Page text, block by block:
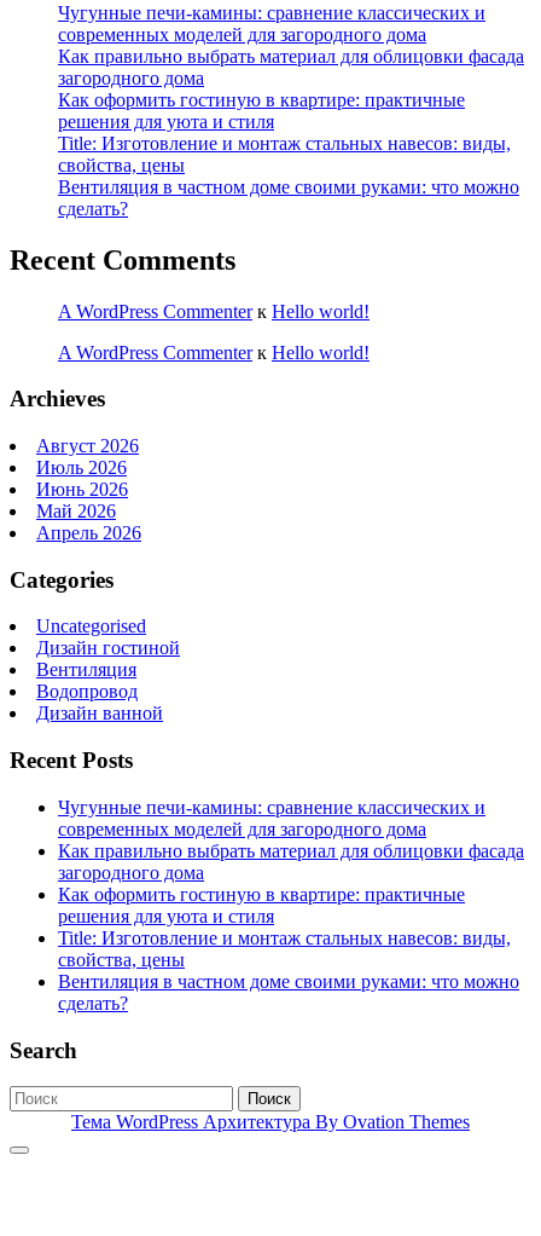
Чугунные печи-камины: сравнение классических и
современных моделей для загородного дома
Как правильно выбрать материал для облицовки фасада
загородного дома
Как оформить гостиную в квартире: практичные
решения для уюта и стиля
Title: Изготовление и монтаж стальных навесов: виды,
свойства, цены
Вентиляция в частном доме своими руками: что можно
сделать?
Recent Comments
A WordPress Commenterк Hello world!
A WordPress Commenterк Hello world!
Archieves
Август 2026
Июль 2026
Июнь 2026
Май 2026
Апрель 2026
Categories
Uncategorised
Дизайн гостиной
Вентиляция
Водопровод
Дизайн ванной
Recent Posts
Чугунные печи-камины: сравнение классических и
современных моделей для загородного дома
Как правильно выбрать материал для облицовки фасада
загородного дома
Как оформить гостиную в квартире: практичные
решения для уюта и стиля
Title: Изготовление и монтаж стальных навесов: виды,
свойства, цены
Вентиляция в частном доме своими руками: что можно
сделать?
Search
Поиск
Тема WordPress Архитектура By Ovation Themes